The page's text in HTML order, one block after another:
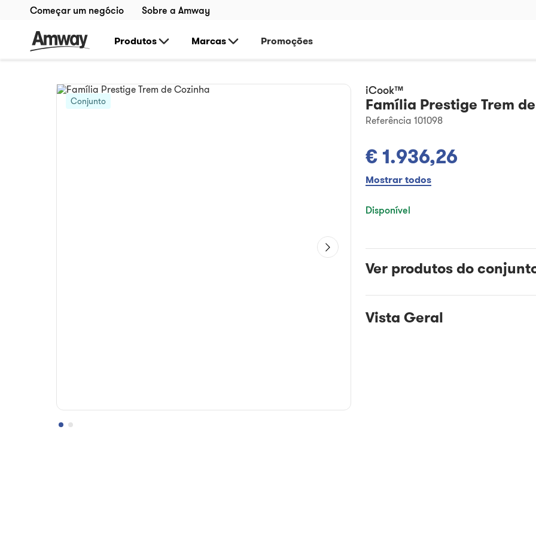
Começar um negócio Sobre a Amway
Produtos Marcas Promoções
Conjunto
iCook™
Família Prestige Trem
Referência 101098
€ 1.936,26
Mostrar todos
Disponível
Ver produtos do
Vista Geral